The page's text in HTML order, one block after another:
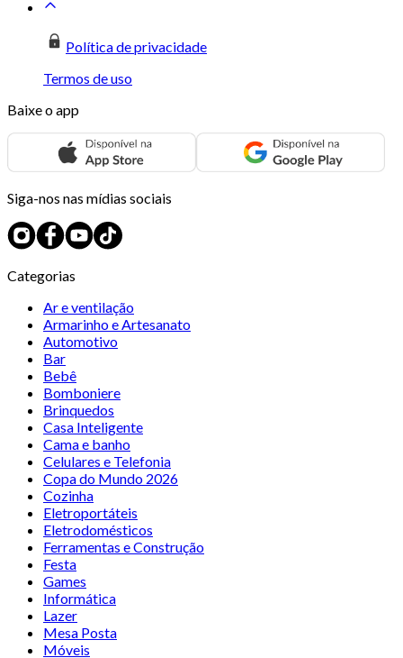
Política de privacidade
Termos de uso
Baixe o app
Siga-nos nas mídias sociais
Categorias
Ar e ventilação
Armarinho e Artesanato
Automotivo
Bar
Bebê
Bomboniere
Brinquedos
Casa Inteligente
Cama e banho
Celulares e Telefonia
Copa do Mundo 2026
Cozinha
Eletroportáteis
Eletrodomésticos
Ferramentas e Construção
Festa
Games
Informática
Lazer
Mesa Posta
Móveis